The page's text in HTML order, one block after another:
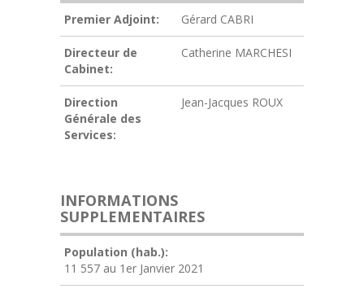
Premier Adjoint: Gérard CABRI
Directeur de
Cabinet:
Catherine MARCHESI
Direction
Générale des
Services:
Jean-Jacques ROUX
INFORMATIONS
SUPPLEMENTAIRES
Population (hab.):
11 557 au 1er Janvier 2021